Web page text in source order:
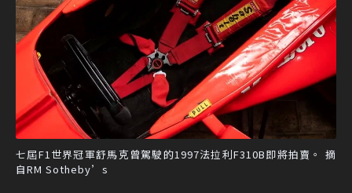
七屆F1世界冠軍舒馬克曾駕駛的1997法拉利F310B即將拍賣。 摘
自RM Sotheby’s